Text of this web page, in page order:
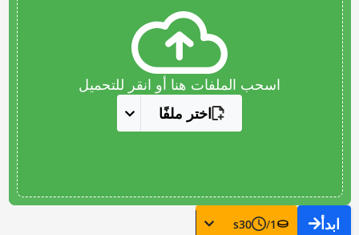
اسحب الملفات هنا أو انقر للتحميل
اختر ملفًا
ابدأ 1
/
30
s